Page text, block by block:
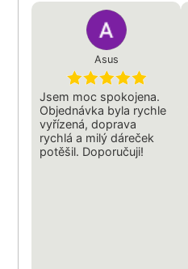
Asus
Jsem moc spokojena.
Objednávka byla rychle
vyřízená, doprava
rychlá a milý dáreček
potěšil. Doporučuji!